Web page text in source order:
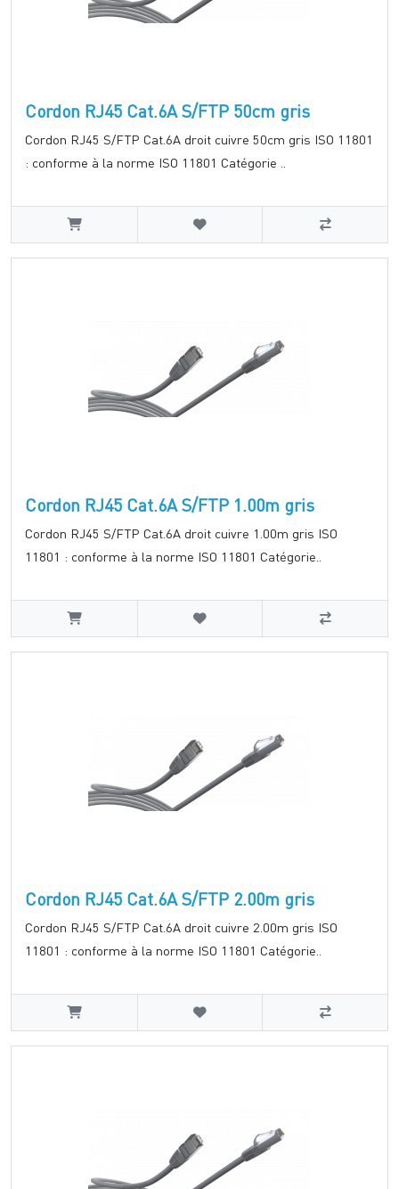
Cordon RJ45 Cat.6A S/FTP 50cm gris
Cordon RJ45 S/FTP Cat.6A droit cuivre 50cm gris ISO 11801
: conforme à la norme ISO 11801 Catégorie ..
Cordon RJ45 Cat.6A S/FTP 1.00m gris
Cordon RJ45 S/FTP Cat.6A droit cuivre 1.00m gris ISO
11801 : conforme à la norme ISO 11801 Catégorie..
Cordon RJ45 Cat.6A S/FTP 2.00m gris
Cordon RJ45 S/FTP Cat.6A droit cuivre 2.00m gris ISO
11801 : conforme à la norme ISO 11801 Catégorie..